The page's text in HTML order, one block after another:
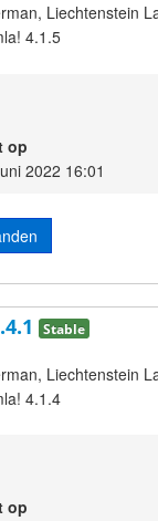
Liechtenstein
4.1.5
op
2022 16:01
Stable
Liechtenstein
4.1.4
op